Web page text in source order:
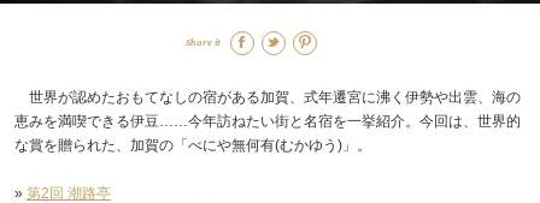
Share it
世界が認めたおもてなしの宿がある加賀、式年遷宮に沸く伊勢や出雲、海の
恵みを満喫できる伊豆……今年訪ねたい街と名宿を一挙紹介。今回は、世界的
な賞を贈られた、加賀の「べにや無何有(むかゆう)」。
» 第2回 潮路亭